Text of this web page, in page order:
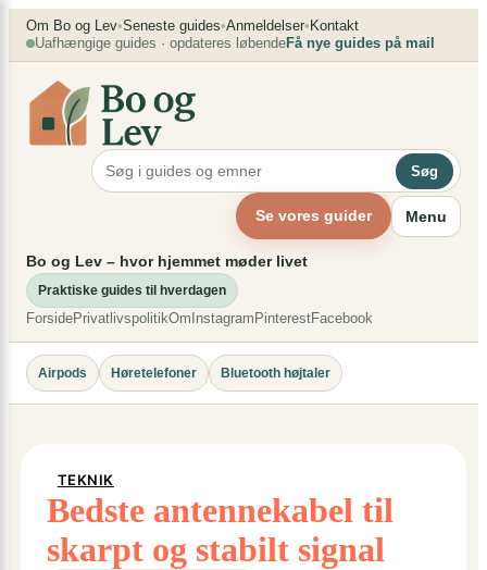
Spring
Om Bo og Lev•Seneste guides•Anmeldelser• Kontakt
Uafhængige guides · opdateres løbendeFå nye guides på mail
Søg
Se vores guider Menu
Bo og Lev – hvor hjemmet møder livet
Praktiske guides til hverdagen
ForsidePrivatlivspolitikOm Instagram PinterestFacebook
Airpods Høretelefoner Bluetooth højtaler
TEKNIK
Bedste antennekabel til
skarpt og stabilt signal